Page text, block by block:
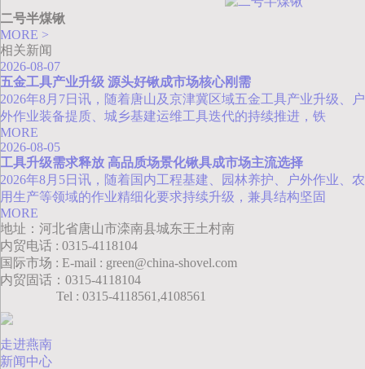
二号半煤锹
MORE >
相关新闻
2026-08-07
五金工具产业升级 源头好锹成市场核心刚需
2026年8月7日讯，随着唐山及京津冀区域五金工具产业升级、户
外作业装备提质、城乡基建运维工具迭代的持续推进，铁
MORE
2026-08-05
工具升级需求释放 高品质场景化锹具成市场主流选择
2026年8月5日讯，随着国内工程基建、园林养护、户外作业、农
用生产等领域的作业精细化要求持续升级，兼具结构坚固
MORE
地址：河北省唐山市滦南县城东王土村南
内贸电话 : 0315-4118104
国际市场 : E-mail : green@china-shovel.com
内贸固话：0315-4118104
Tel : 0315-4118561,4108561
走进燕南
新闻中心